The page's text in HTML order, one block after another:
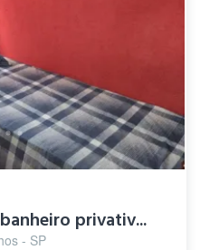
privativ...
- SP